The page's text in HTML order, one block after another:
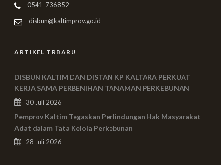
0541-736852
disbun@kaltimprov.go.id
ARTIKEL TRBARU
DISBUN KALTIM DAN DISTAN KP KALTARA PERKUAT
KERJA SAMA PERBENIHAN TANAMAN PERKEBUNAN
30 Juli 2026
Pemprov Kaltim Tegaskan Perlindungan Hak Masyarakat
Adat dalam Tata Kelola Perkebunan
28 Juli 2026